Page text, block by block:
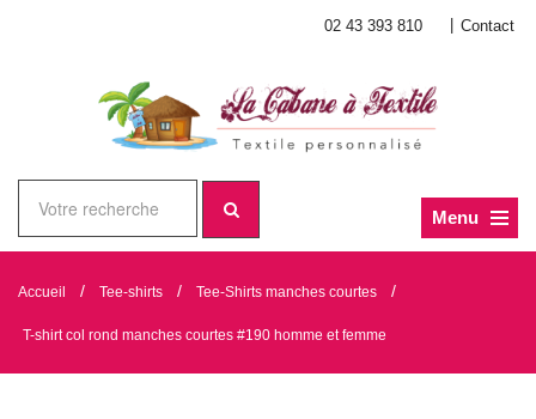
02 43 393 810 Contact
Menu
Accueil / Tee-shirts / Tee-Shirts manches courtes /
T-shirt col rond manches courtes #190 homme et femme